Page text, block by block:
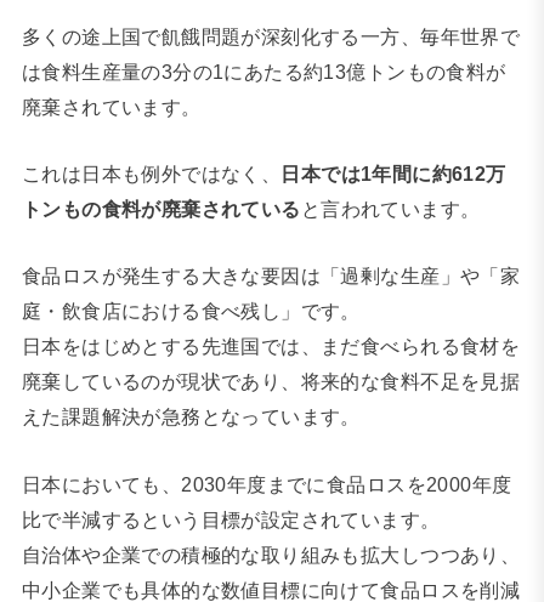
多くの途上国で飢餓問題が深刻化する一方、毎年世界で
は食料生産量の3分の1にあたる約13億トンもの食料が
廃棄されています。
これは日本も例外ではなく、
日本では1年間に約612万
トンもの食料が廃棄されている と言われています。
食品ロスが発生する大きな要因は「過剰な生産」や「家
庭・飲食店における食べ残し」です。
日本をはじめとする先進国では、まだ食べられる食材を
廃棄しているのが現状であり、将来的な食料不足を見据
えた課題解決が急務となっています。
日本においても、2030年度までに食品ロスを2000年度
比で半減するという目標が設定されています。
自治体や企業での積極的な取り組みも拡大しつつあり、
中小企業でも具体的な数値目標に向けて食品ロスを削減